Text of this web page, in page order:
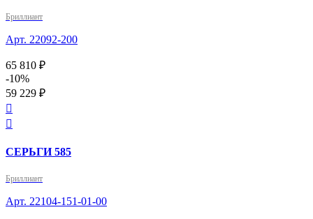
Бриллиант
Арт. 22092-200
65 810 ₽
-10%
59 229 ₽


СЕРЬГИ 585
Бриллиант
Арт. 22104-151-01-00